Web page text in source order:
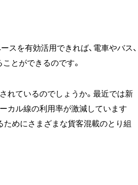
スを有効活用できれば、電車やバス、
とができるのです。
れているのでしょうか。最近では新
カル線の利用率が激減しています
ためにさまざまな貨客混載のとり組